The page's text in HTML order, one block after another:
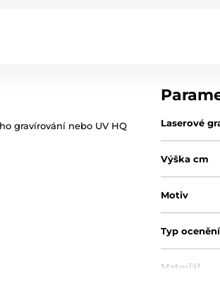
gravírování nebo UV HQ
Laserové
Výška cm
Motiv
Typ ocenění
Materiál